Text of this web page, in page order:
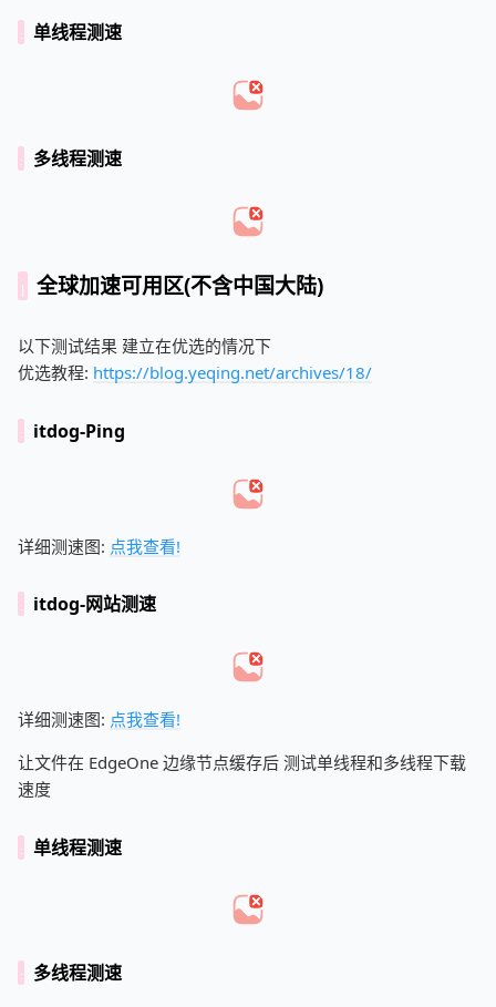
单线程测速
多线程测速
全球加速可用区(不含中国大陆)
以下测试结果 建立在优选的情况下
优选教程: https://blog.yeqing.net/archives/18/
itdog-Ping
详细测速图: 点我查看!
itdog-网站测速
详细测速图: 点我查看!
让文件在 EdgeOne 边缘节点缓存后 测试单线程和多线程下载
速度
单线程测速
多线程测速